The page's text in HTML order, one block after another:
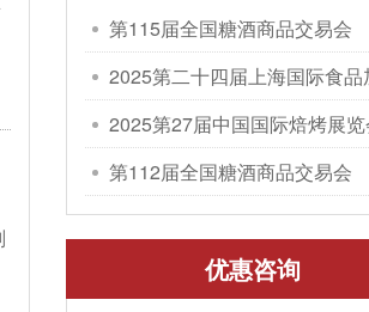
第115届全国糖酒商品交易会
2025第二十四届上海国际食品
包装机械展览会
2025第27届中国国际焙烤展
第112届全国糖酒商品交易会
优惠咨询